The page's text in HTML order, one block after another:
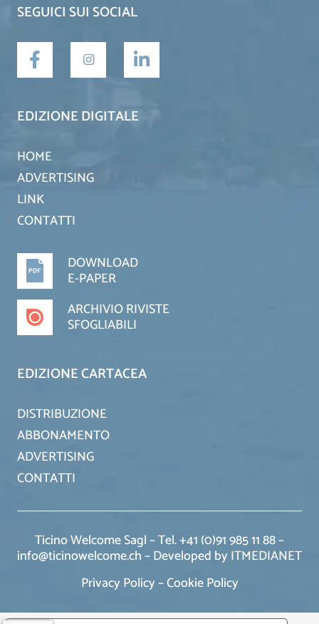
SEGUICI SUI SOCIAL
EDIZIONE DIGITALE
HOME
ADVERTISING
LINK
CONTATTI
DOWNLOAD
E-PAPER
ARCHIVIO RIVISTE
SFOGLIABILI
EDIZIONE CARTACEA
DISTRIBUZIONE
ABBONAMENTO
ADVERTISING
CONTATTI
Ticino Welcome Sagl – Tel. +41 (0)91 985 11 88 –
info@ticinowelcome.ch –Developed by ITMEDIANET
Privacy Policy–Cookie Policy